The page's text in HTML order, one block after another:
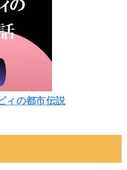
ィの都市伝説